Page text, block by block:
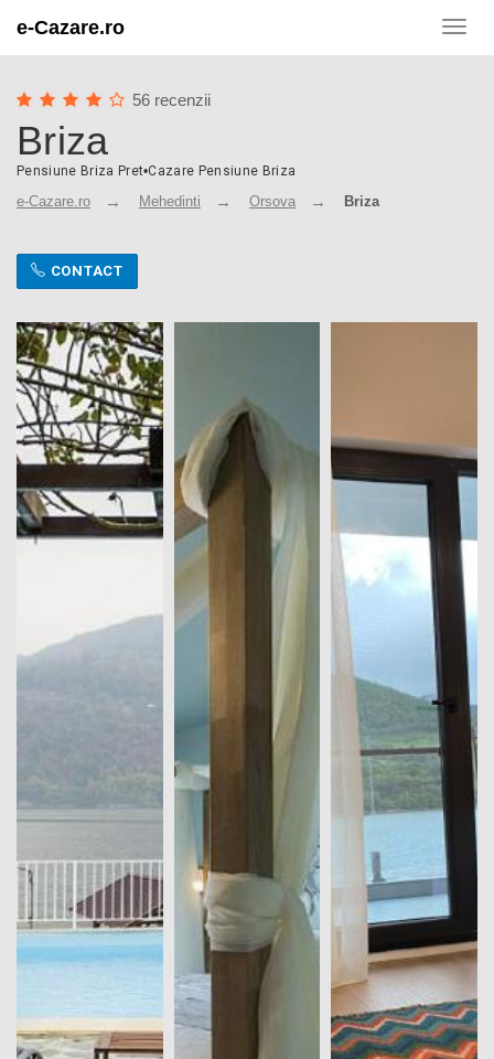
e-Cazare.ro
56 recenzii
Briza
Pensiune Briza Pret•Cazare Pensiune Briza
e-Cazare.ro Mehedinti Orsova Briza
CONTACT